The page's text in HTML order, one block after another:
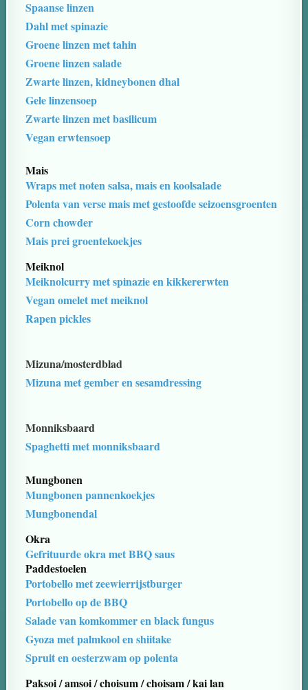
Spaanse linzen
Dahl met spinazie
Groene linzen met tahin
Groene linzen salade
Zwarte linzen, kidneybonen dhal
Gele linzensoep
Zwarte linzen met basilicum
Vegan erwtensoep
Mais
Wraps met noten salsa, mais en koolsalade
Polenta van verse mais met gestoofde seizoensgroenten
Corn chowder
Mais prei groentekoekjes
Meiknol
Meiknolcurry met spinazie en kikkererwten
Vegan omelet met meiknol
Rapen pickles
Mizuna/mosterdblad
Mizuna met gember en sesamdressing
Monniksbaard
Spaghetti met monniksbaard
Mungbonen
Mungbonen pannenkoekjes
Mungbonendal
Okra
Gefrituurde okra met BBQ saus
Paddestoelen
Portobello met zeewierrijstburger
Portobello op de BBQ
Salade van komkommer en black fungus
Gyoza met palmkool en shiitake
Spruit en oesterzwam op polenta
Paksoi / amsoi / choisum / choisam / kai lan